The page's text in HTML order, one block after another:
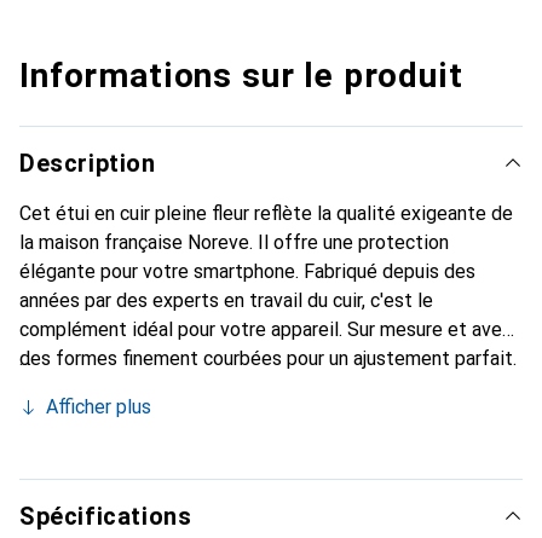
Informations sur le produit
Description
Cet étui en cuir pleine fleur reflète la qualité exigeante de
la maison française Noreve. Il offre une protection
élégante pour votre smartphone. Fabriqué depuis des
années par des experts en travail du cuir, c'est le
complément idéal pour votre appareil. Sur mesure et avec
des formes finement courbées pour un ajustement parfait.
smartphone. La marque Noreve est reconnue
constitue toujours un excellent choix pour le client
exigeant.
Afficher plus
Spécifications